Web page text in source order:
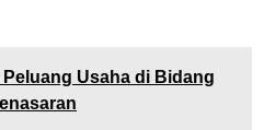
Peluang Usaha di Bidang